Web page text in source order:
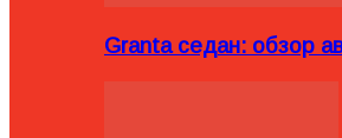
Granta седан: обзор